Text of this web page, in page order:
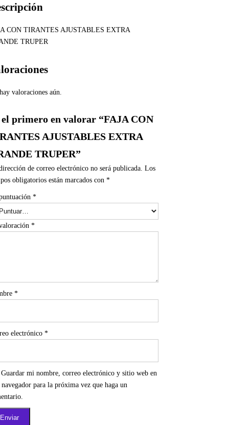
CON TIRANTES AJUSTABLES EXTRA
TRUPER
valoraciones aún.
el primero en valorar “FAJA CON
AJUSTABLES EXTRA
TRUPER”
de correo electrónico no será publicada. Los
obligatorios están marcados con *
*
*
*
electrónico *
Guardar mi nombre, correo electrónico y sitio web en
navegador para la próxima vez que haga un